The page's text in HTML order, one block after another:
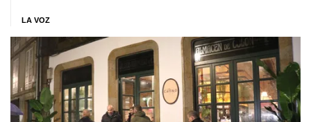
LA VOZ